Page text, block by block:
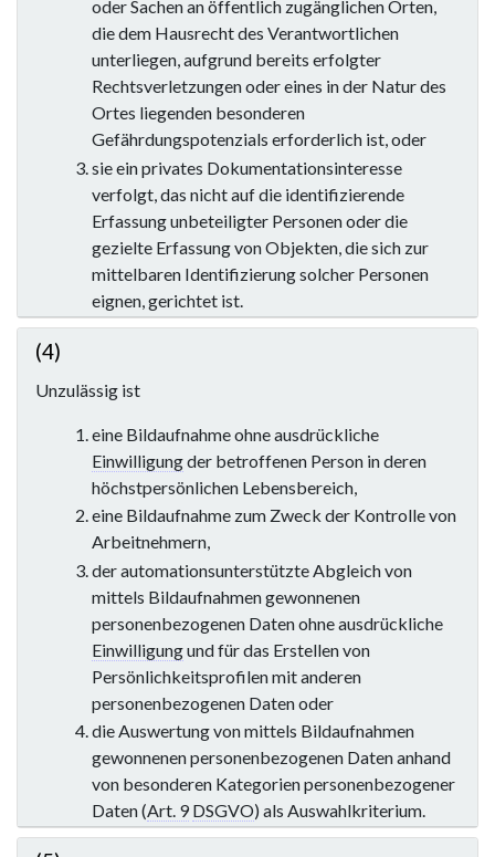
oder Sachen an öffentlich zugänglichen Orten,
die dem Hausrecht des Verantwortlichen
unterliegen, aufgrund bereits erfolgter
Rechtsverletzungen oder eines in der Natur des
Ortes liegenden besonderen
Gefährdungspotenzials erforderlich ist, oder
sie ein privates Dokumentationsinteresse
verfolgt, das nicht auf die identifizierende
Erfassung unbeteiligter Personen oder die
gezielte Erfassung von Objekten, die sich zur
mittelbaren Identifizierung solcher Personen
eignen, gerichtet ist.
(4)
Unzulässig ist
eine Bildaufnahme ohne ausdrückliche
Einwilligungder betroffenen Person in deren
höchstpersönlichen Lebensbereich,
eine Bildaufnahme zum Zweck der Kontrolle von
Arbeitnehmern,
der automationsunterstützte Abgleich von
mittels Bildaufnahmen gewonnenen
personenbezogenen Daten ohne ausdrückliche
Einwilligungund für das Erstellen von
Persönlichkeitsprofilen mit anderen
personenbezogenen Daten oder
die Auswertung von mittels Bildaufnahmen
gewonnenen personenbezogenen Daten anhand
von besonderen Kategorien personenbezogener
Daten (Art. 9 DSGVO) als Auswahlkriterium.